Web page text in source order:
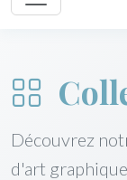
Découvrez
d'art graphique